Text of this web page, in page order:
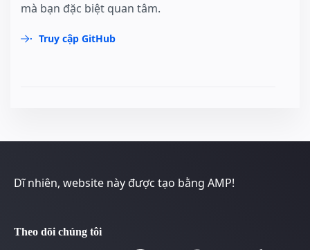
mà bạn đặc biệt quan tâm.
Truy cập GitHub
Dĩ nhiên, website này được tạo bằng AMP!
Theo dõi chúng tôi